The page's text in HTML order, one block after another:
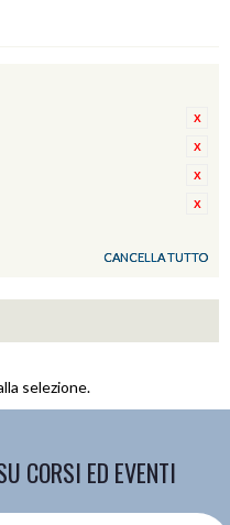
CANCELLA TUTTO
selezione.
CORSI ED EVENTI